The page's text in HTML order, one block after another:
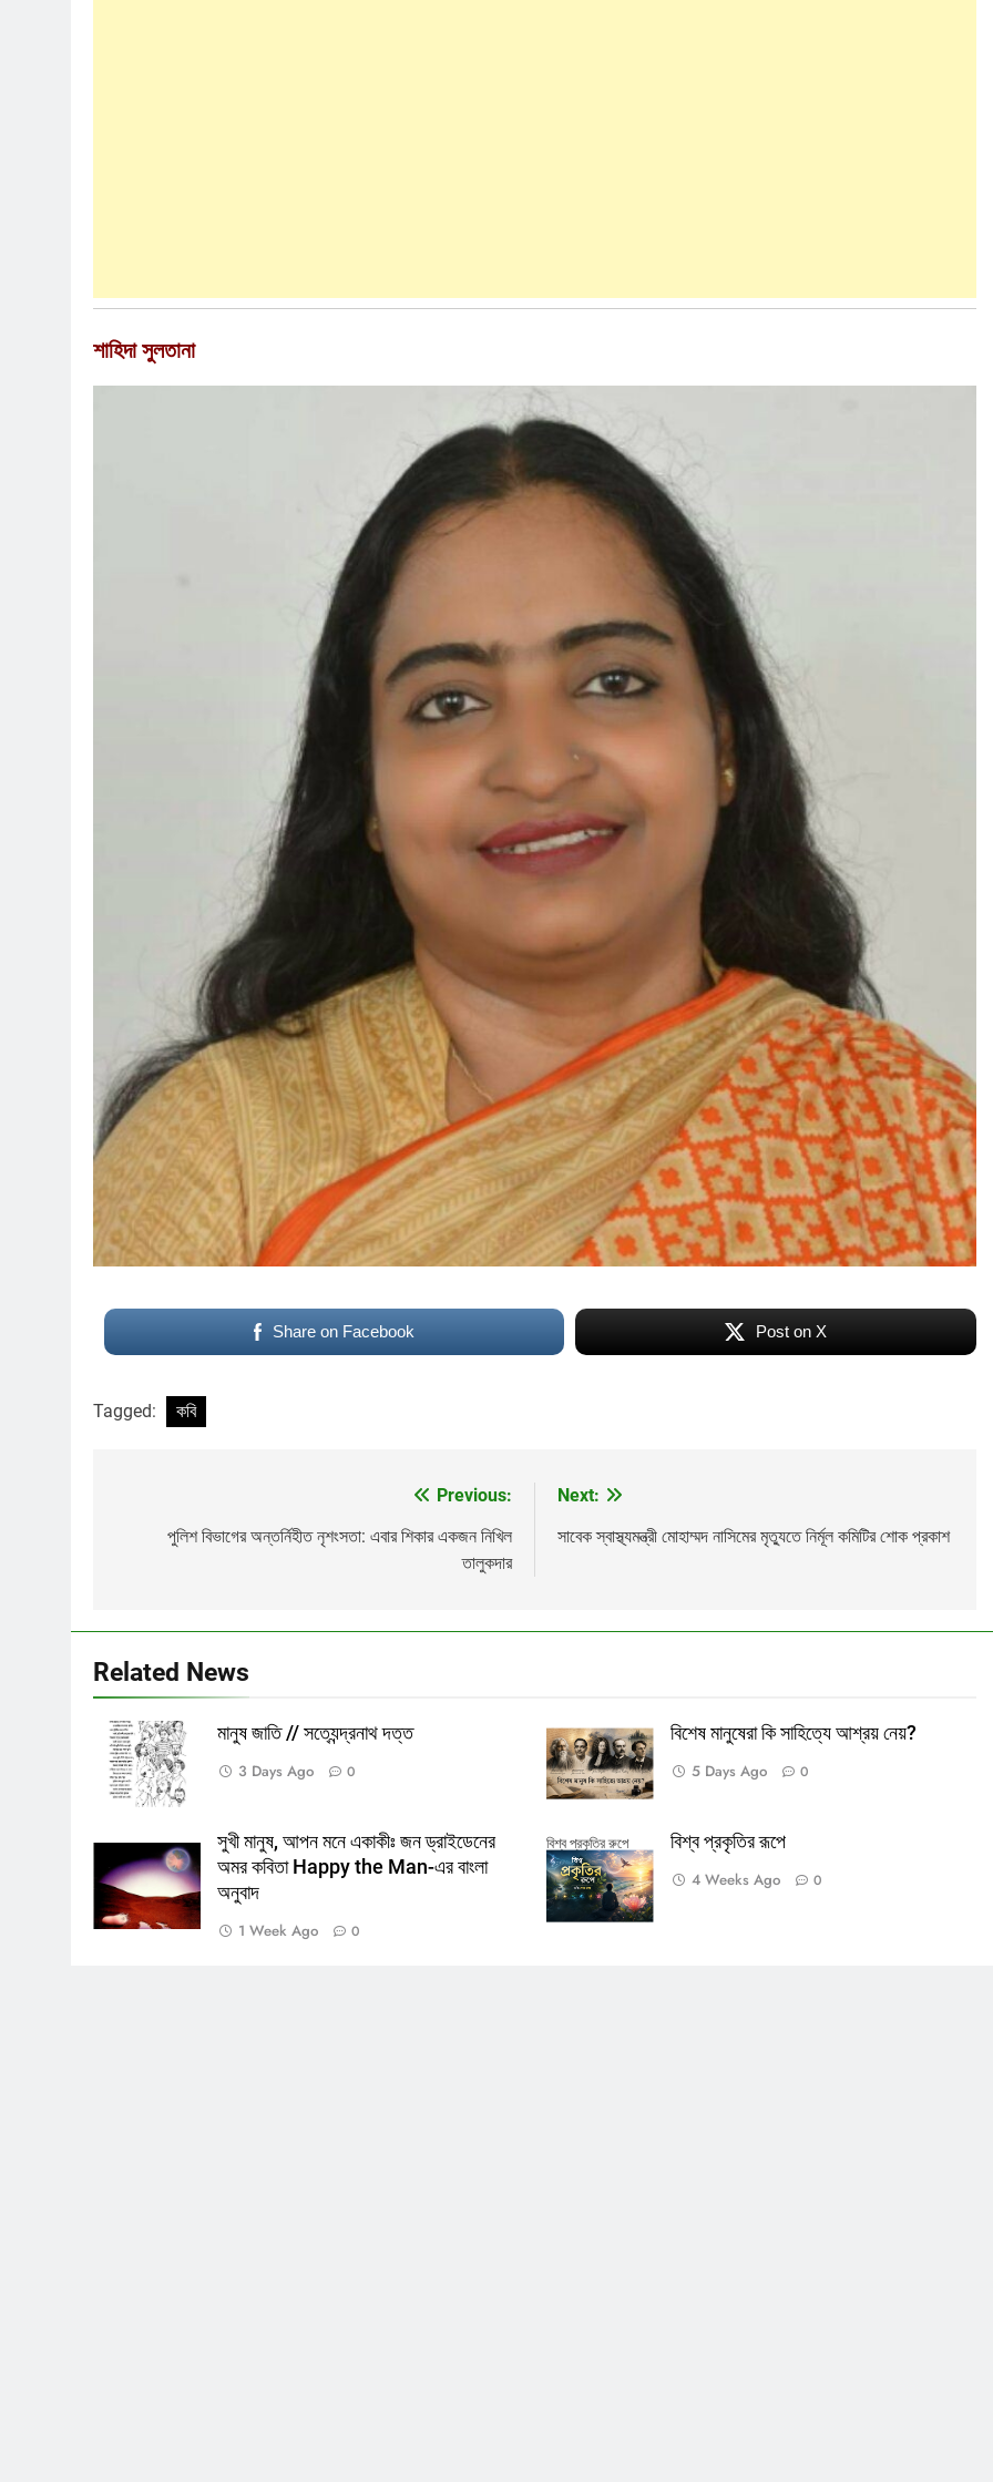
শাহিদা সুলতানা
Share on Facebook Post on X
Tagged: কবি
navigation
Previous:
পুলিশ বিভাগের অন্তর্নিহীত নৃশংসতা: এবার শিকার একজন নিখিল
তালুকদার
Next:
সাবেক স্বাস্থ্যমন্ত্রী মোহাম্মদ নাসিমের মৃত্যুতে নির্মূল কমিটির শোক প্রকাশ
Related News
মানুষ জাতি // সত্যেন্দ্রনাথ দত্ত
3 Days Ago 0
বিশেষ মানুষেরা কি সাহিত্যে আশ্রয় নেয়?
5 Days Ago 0
সুখী মানুষ, আপন মনে একাকীঃ জন ড্রাইডেনের
অমর কবিতা Happy the Man-এর বাংলা
অনুবাদ
1 Week Ago 0
বিশ্ব প্রকৃতির রুপে বিশ্ব প্রকৃতির রূপে
4 Weeks Ago 0